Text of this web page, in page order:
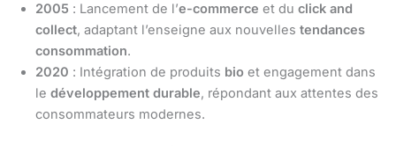
2005 : Lancement de l’e-commerce et du click and
collect, adaptant l’enseigne aux nouvelles tendances
consommation.
2020 : Intégration de produits bio et engagement dans
le développement durable, répondant aux attentes des
consommateurs modernes.